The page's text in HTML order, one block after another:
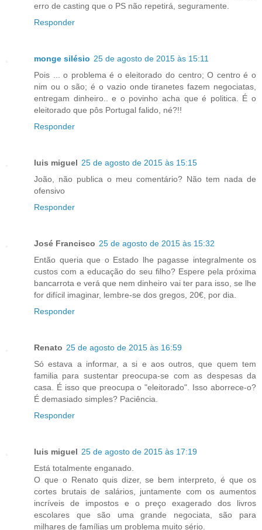
erro de casting que o PS não repetirá, seguramente.
Responder
monge silésio 25 de agosto de 2015 às 15:11
Pois ... o problema é o eleitorado do centro; O centro é o
nim ou o são; é o vazio onde tiranetes fazem negociatas,
entregam dinheiro.. e o povinho acha que é politica. É o
eleitorado que pôs Portugal falido, né?!!
Responder
luis miguel 25 de agosto de 2015 às 15:15
João, não publica o meu comentário? Não tem nada de
ofensivo
Responder
José Francisco 25 de agosto de 2015 às 15:32
Então queria que o Estado lhe pagasse integralmente os
custos com a educação do seu filho? Espere pela próxima
bancarrota e verá que nem dinheiro vai ter para isso, se lhe
for difícil imaginar, lembre-se dos gregos, 20€, por dia.
Responder
Renato 25 de agosto de 2015 às 16:59
Só estava a informar, a si e aos outros, que quem tem
familia para sustentar preocupa-se com as despesas da
casa. É isso que preocupa o "eleitorado". Isso aborrece-o?
É demasiado simples? Paciência.
Responder
luis miguel 25 de agosto de 2015 às 17:19
Está totalmente enganado.
O que o Renato quis dizer, se bem interpreto, é que os
cortes brutais de salários, juntamente com os aumentos
incríveis de impostos e o preço exagerado dos livros
escolares que são uma grande negociata, são para
milhares de famílias um problema muito sério.